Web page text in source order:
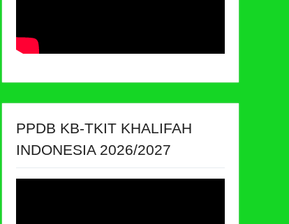
PPDB KB-TKIT KHALIFAH
INDONESIA 2026/2027